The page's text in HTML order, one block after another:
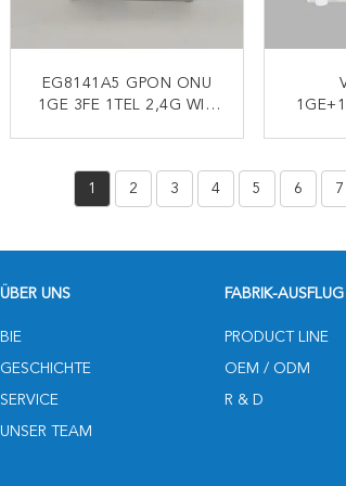
EG8141A5 GPON ONU
1GE 3FE 1TEL 2,4G WIFI
1 2 3 4 5 6 7
ÜBER UNS
BIE
GESCHICHTE
SERVICE
UNSER TEAM
FABRIK-AUSFLUG
PRODUCT LINE
OEM / ODM
R & D